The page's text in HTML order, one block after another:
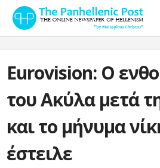
Eurovision: Ο
του Ακύλα μετά
και το μήνυμα
έστειλε